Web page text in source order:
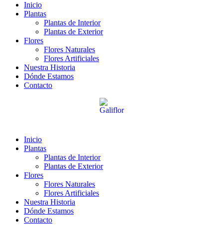
Inicio
Plantas
Plantas de Interior
Plantas de Exterior
Flores
Flores Naturales
Flores Artificiales
Nuestra Historia
Dónde Estamos
Contacto
Inicio
Plantas
Plantas de Interior
Plantas de Exterior
Flores
Flores Naturales
Flores Artificiales
Nuestra Historia
Dónde Estamos
Contacto